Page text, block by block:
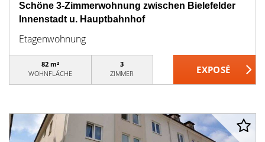
Schöne 3-Zimmerwohnung zwischen Bielefelder
Innenstadt u. Hauptbahnhof
Etagenwohnung
82 m²
WOHNFLÄCHE
3
ZIMMER